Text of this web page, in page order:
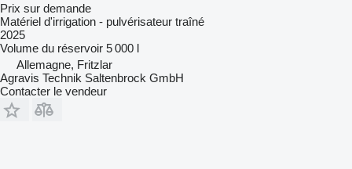
Prix sur demande
Matériel d'irrigation - pulvérisateur traîné
2025
Volume du réservoir 5 000 l
Allemagne, Fritzlar
Agravis Technik Saltenbrock GmbH
Contacter le vendeur